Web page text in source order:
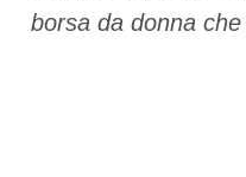
borsa da donna